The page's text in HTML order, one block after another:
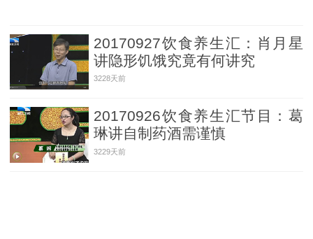
20170927饮食养生汇：肖月星
讲隐形饥饿究竟有何讲究
3228天前
20170926饮食养生汇节目：葛
琳讲自制药酒需谨慎
3229天前